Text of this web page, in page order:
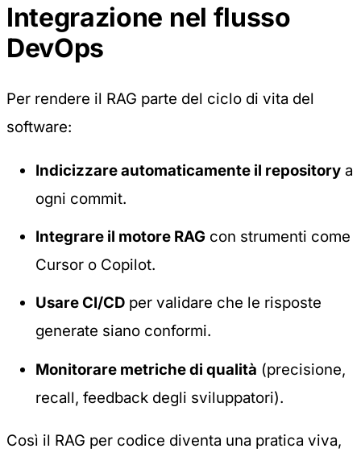
Integrazione nel flusso
DevOps
Per rendere il RAG parte del ciclo di vita del
software:
Indicizzare automaticamente il repository a
ogni commit.
Integrare il motore RAG con strumenti come
Cursor o Copilot.
Usare CI/CD per validare che le risposte
generate siano conformi.
Monitorare metriche di qualità (precisione,
recall, feedback degli sviluppatori).
Così il RAG per codice diventa una pratica viva,